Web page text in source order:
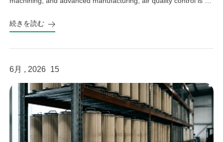
equipment protection. Hazardous welding fumes, fine grinding
sensitive factory equipment, and impact product quality if not
続きを読む
6月 , 2026 15